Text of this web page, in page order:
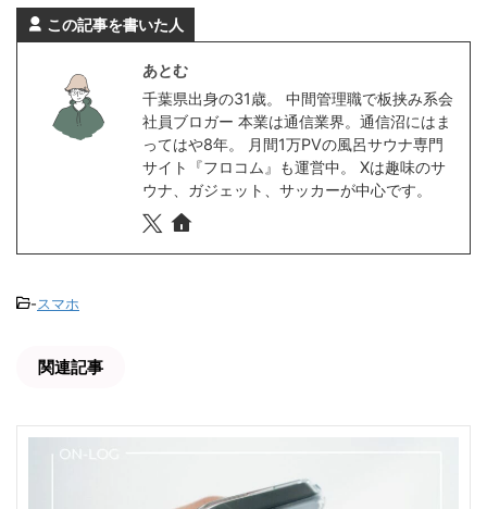
この記事を書いた人
あとむ
千葉県出身の31歳。 中間管理職で板挟み系会
社員ブロガー 本業は通信業界。通信沼にはま
ってはや8年。 月間1万PVの風呂サウナ専門
サイト『フロコム』も運営中。 Xは趣味のサ
ウナ、ガジェット、サッカーが中心です。
-スマホ
関連記事